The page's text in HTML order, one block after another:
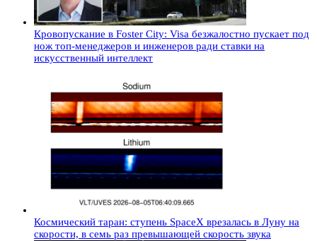
Кровопускание в Foster City: Visa безжалостно пускает под
нож топ-менеджеров и инженеров ради ставки на
искусственный интеллект
Космический таран: ступень SpaceX врезалась в Луну на
скорости, в семь раз превышающей скорость звука